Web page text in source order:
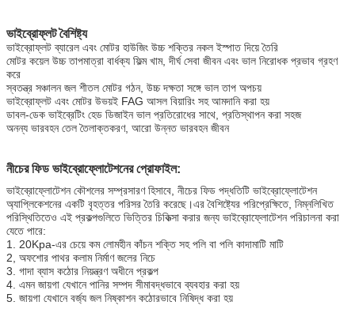
ভাইব্রোফ্লট বৈশিষ্ট্য
ভাইব্রোফ্লট ব্যারেল এবং মোটর হাউজিং উচ্চ শক্তির নকল ইস্পাত দিয়ে তৈরি
মোটর কয়েল উচ্চ তাপমাত্রা বার্ধক্য ফিল্ম খাম, দীর্ঘ সেবা জীবন এবং ভাল নিরোধক প্রভাব গ্রহণ
করে
স্বতন্ত্র সঞ্চালন জল শীতল মোটর গঠন, উচ্চ দক্ষতা সঙ্গে ভাল তাপ অপচয়
ভাইব্রোফ্লট এবং মোটর উভয়ই FAG আসল বিয়ারিং সহ আমদানি করা হয়
ডাবল-ডেক ভাইব্রেটিং হেড ডিজাইন ভাল প্রতিরোধের সাথে, প্রতিস্থাপন করা সহজ
অনন্য ভারবহন তেল তৈলাক্তকরণ, আরো উন্নত ভারবহন জীবন
নীচের ফিড ভাইব্রোফ্লোটেশনের প্রোফাইল:
ভাইব্রোফ্লোটেশন কৌশলের সম্প্রসারণ হিসাবে, নীচের ফিড পদ্ধতিটি ভাইব্রোফ্লোটেশন
অ্যাপ্লিকেশনের একটি বৃহত্তর পরিসর তৈরি করেছে।এর বৈশিষ্ট্যের পরিপ্রেক্ষিতে, নিম্নলিখিত
পরিস্থিতিতেও এই প্রকল্পগুলিতে ভিত্তির চিকিত্সা করার জন্য ভাইব্রোফ্লোটেশন পরিচালনা করা
যেতে পারে:
1. 20Kpa-এর চেয়ে কম লোমহীন কাঁচন শক্তি সহ পলি বা পলি কাদামাটি মাটি
2, অফশোর পাথর কলাম নির্মাণ জলের নিচে
3. গাদা ব্যাস কঠোর নিয়ন্ত্রণ অধীনে প্রকল্প
4. এমন জায়গা যেখানে পানির সম্পদ সীমাবদ্ধভাবে ব্যবহার করা হয়
5. জায়গা যেখানে বর্জ্য জল নিষ্কাশন কঠোরভাবে নিষিদ্ধ করা হয়